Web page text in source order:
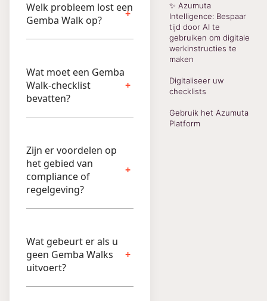
Welk probleem lost een
Gemba Walk op?
Wat moet een Gemba
Walk-checklist
bevatten?
Zijn er voordelen op
het gebied van
compliance of
regelgeving?
Wat gebeurt er als u
geen Gemba Walks
uitvoert?
✨ Azumuta
Intelligence: Bespaar
tijd door AI te
gebruiken om digitale
werkinstructies te
maken
Digitaliseer uw
checklists
Gebruik het Azumuta
Platform